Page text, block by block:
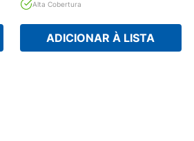
Alta Cobertura
ADICIONAR À LISTA